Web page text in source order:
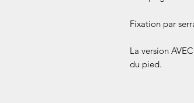
Fixation par
La version
du pied.